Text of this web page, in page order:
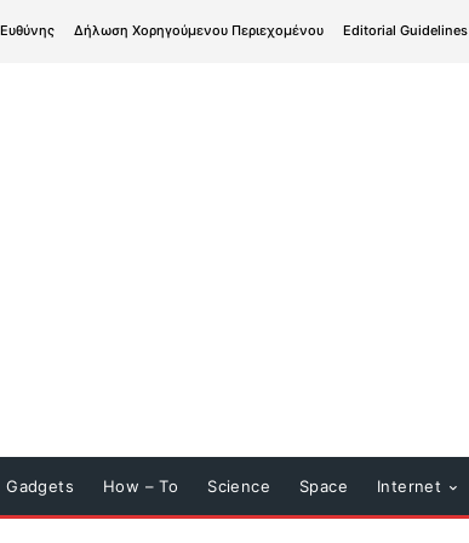
Δήλωση Χορηγούμενου Περιεχομένου Editorial Guidelines
Gadgets How – To Science Space Internet